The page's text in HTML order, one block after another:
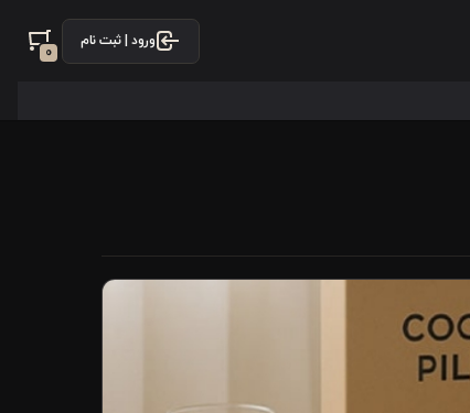
ورود | ثبت نام
0